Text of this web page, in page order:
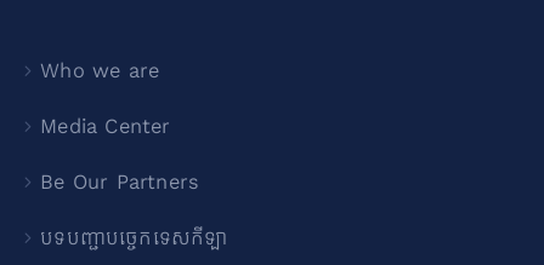
Who we are
Media Center
Be Our Partners
បទបញ្ជាបច្ចេកទេសកីឡា